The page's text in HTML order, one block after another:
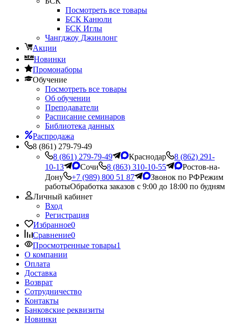
Посмотреть все товары
БСК Канюли
БСК Иглы
Чангджоу Джинлонг
Акции
Новинки
Промонаборы
Обучение
Посмотреть все товары
Об обучении
Преподаватели
Расписание семинаров
Библиотека данных
Распродажа
8 (861) 279-79-49
8 (861) 279-79-49
Краснодар
8 (862) 291-
10-13
Сочи 8 (863) 310-10-55
Ростов-на-
Дону
+7 (989) 800 51 87 Звонок по РФРежим
работыОбработка заказов с 9:00 до 18:00 по будням
Личный кабинет
Вход
Регистрация
Избранное0
Сравнение0
Просмотренные товары1
О компании
Оплата
Доставка
Возврат
Сотрудничество
Контакты
Банковские реквизиты
Новинки